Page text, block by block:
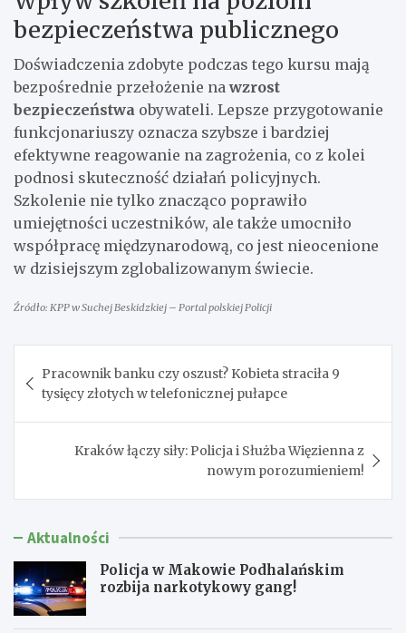
bezpieczeństwa publicznego
Doświadczenia zdobyte podczas tego kursu mają
bezpośrednie przełożenie nawzrost
bezpieczeństwa obywateli. Lepsze przygotowanie
funkcjonariuszy oznacza szybsze i bardziej
efektywne reagowanie na zagrożenia, co z kolei
podnosi skuteczność działań policyjnych.
Szkolenie nie tylko znacząco poprawiło
umiejętności uczestników, ale także umocniło
współpracę międzynarodową, co jest nieocenione
w dzisiejszym zglobalizowanym świecie.
Źródło: KPP w Suchej Beskidzkiej – Portal polskiej Policji
wpisu
Pracownik banku czy oszust? Kobieta straciła 9
tysięcy złotych w telefonicznej pułapce
Kraków łączy siły: Policja i Służba Więzienna z
nowym porozumieniem!
Aktualności
Policja w Makowie Podhalańskim
rozbija narkotykowy gang!